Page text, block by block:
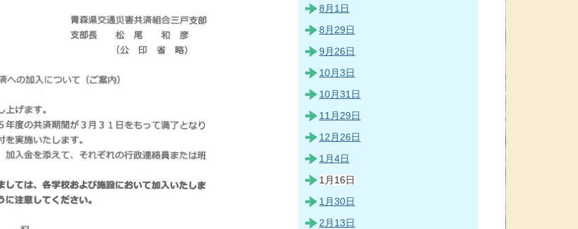
8月1日
8月29日
9月26日
10月3日
10月31日
11月29日
12月26日
1月4日
1月16日
1月30日
2月13日